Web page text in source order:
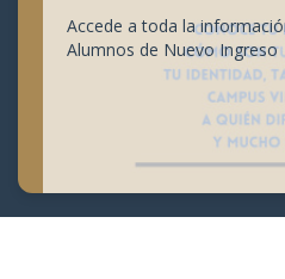
Accede a toda la
Alumnos de Nuevo Ingreso